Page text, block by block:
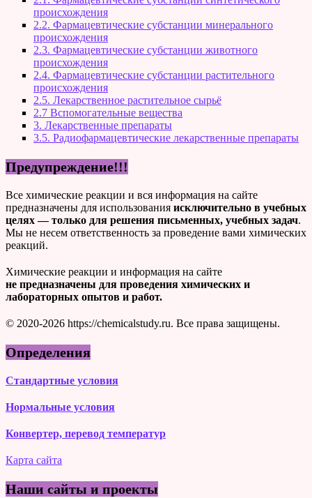
происхождения
2.2. Фармацевтические субстанции минерального
происхождения
2.3. Фармацевтические субстанции животного
происхождения
2.4. Фармацевтические субстанции растительного
происхождения
2.5. Лекарственное растительное сырьё
2.7 Вспомогательные вещества
3. Лекарственные препараты
3.5. Радиофармацевтические лекарственные препараты
Предупреждение!!!
Все химические реакции и вся информация на сайте
предназначены для использования исключительно в учебных
целях — только для решения письменных, учебных задач.
Мы не несем ответственность за проведение вами химических
реакций.
Химические реакции и информация на сайте
не предназначены для проведения химических и
лабораторных опытов и работ.
© 2020-2026 https://chemicalstudy.ru. Все права защищены.
Определения
Стандартные условия
Нормальные условия
Конвертер, перевод температур
Карта сайта
Наши сайты и проекты